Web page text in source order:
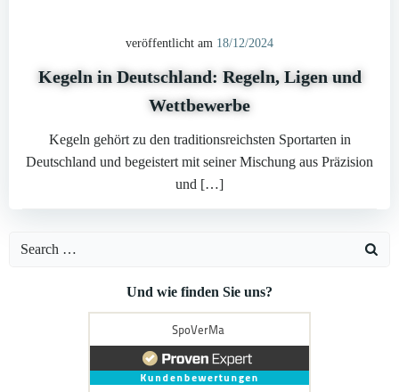
veröffentlicht am 18/12/2024
Kegeln in Deutschland: Regeln, Ligen und
Wettbewerbe
Kegeln gehört zu den traditionsreichsten Sportarten in
Deutschland und begeistert mit seiner Mischung aus Präzision
und […]
Search
Und wie finden Sie uns?